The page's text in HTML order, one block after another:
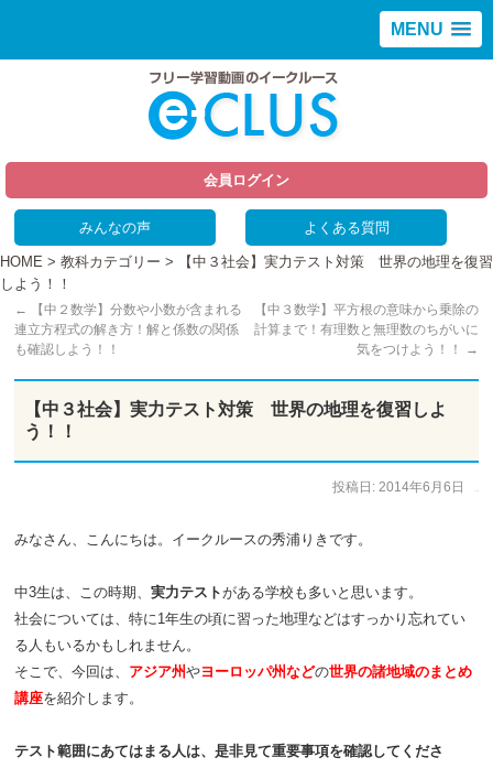
MENU
会員ログイン
みんなの声 よくある質問
HOME > 教科カテゴリー > 【中３社会】実力テスト対策 世界の地理を復習
しよう！！
←
【中２数学】分数や小数が含まれる
連立方程式の解き方！解と係数の関係
も確認しよう！！
【中３数学】平方根の意味から乗除の
計算まで！有理数と無理数のちがいに
気をつけよう！！
→
【中３社会】実力テスト対策 世界の地理を復習しよ
う！！
投稿日: 2014年6月6日
みなさん、こんにちは。イークルースの秀浦りきです。
中3生は、この時期、実力テストがある学校も多いと思います。
社会については、特に1年生の頃に習った地理などはすっかり忘れてい
る人もいるかもしれません。
そこで、今回は、 アジア州やヨーロッパ州などの世界の諸地域のまとめ
講座を紹介します。
テスト範囲にあてはまる人は、是非見て重要事項を確認してくださ